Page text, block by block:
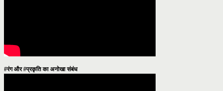
#रंग और #प्रकृति का अनोखा संबंध